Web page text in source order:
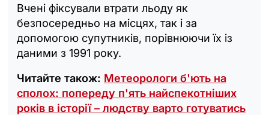
Вчені фіксували втрати льоду як
безпосередньо на місцях, так і за
допомогою супутників, порівнюючи їх із
даними з 1991 року.
Читайте також: Метеорологи б'ють на
сполох: попереду п'ять найспекотніших
років в історії – людству варто готуватись